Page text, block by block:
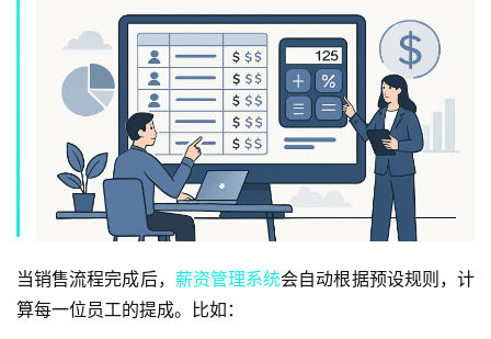
当销售流程完成后， 薪资管理系统会自动根据预设规则，计
算每一位员工的提成。比如：